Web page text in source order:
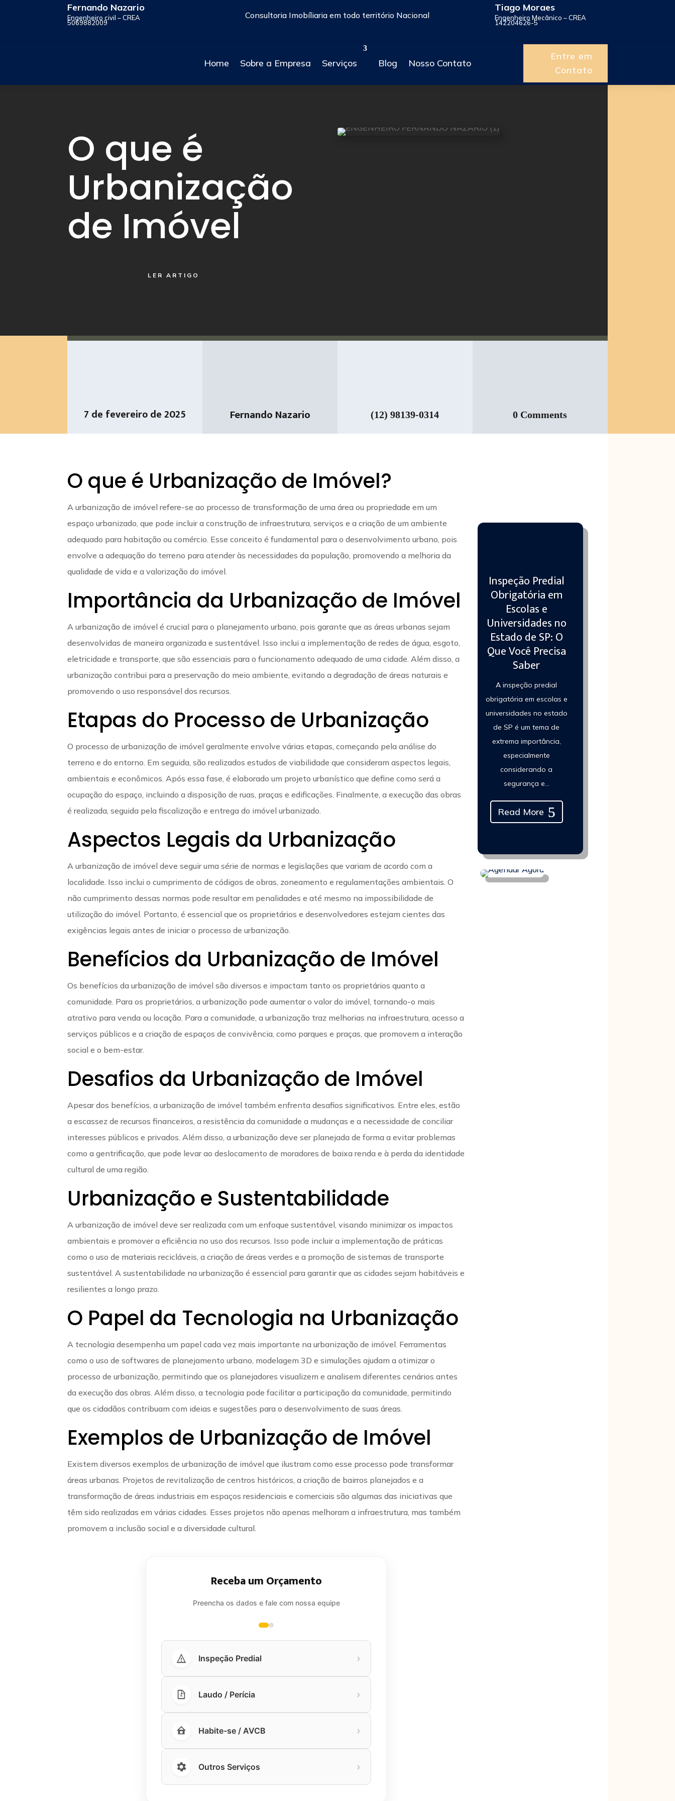
Fernando Nazario
Engenheiro civil – CREA
5069882009
Consultoria Imobíliaria em todo território Nacional
Tiago Moraes
Engenheiro Mecânico – CREA
142204626-5
Home Sobre a Empresa Serviços Blog Nosso Contato
Entre em
Contato
O que é
Urbanização
de Imóvel
LER ARTIGO
7 de fevereiro de 2025 Fernando Nazario (12) 98139-0314 0 Comments
O que é Urbanização de Imóvel?
A urbanização de imóvel refere-se ao processo de transformação de uma área ou propriedade em um
espaço urbanizado, que pode incluir a construção de infraestrutura, serviços e a criação de um ambiente
adequado para habitação ou comércio. Esse conceito é fundamental para o desenvolvimento urbano, pois
envolve a adequação do terreno para atender às necessidades da população, promovendo a melhoria da
qualidade de vida e a valorização do imóvel.
Importância da Urbanização de Imóvel
A urbanização de imóvel é crucial para o planejamento urbano, pois garante que as áreas urbanas sejam
desenvolvidas de maneira organizada e sustentável. Isso inclui a implementação de redes de água, esgoto,
eletricidade e transporte, que são essenciais para o funcionamento adequado de uma cidade. Além disso, a
urbanização contribui para a preservação do meio ambiente, evitando a degradação de áreas naturais e
promovendo o uso responsável dos recursos.
Etapas do Processo de Urbanização
O processo de urbanização de imóvel geralmente envolve várias etapas, começando pela análise do
terreno e do entorno. Em seguida, são realizados estudos de viabilidade que consideram aspectos legais,
ambientais e econômicos. Após essa fase, é elaborado um projeto urbanístico que define como será a
ocupação do espaço, incluindo a disposição de ruas, praças e edificações. Finalmente, a execução das obras
é realizada, seguida pela fiscalização e entrega do imóvel urbanizado.
Aspectos Legais da Urbanização
A urbanização de imóvel deve seguir uma série de normas e legislações que variam de acordo com a
localidade. Isso inclui o cumprimento de códigos de obras, zoneamento e regulamentações ambientais. O
não cumprimento dessas normas pode resultar em penalidades e até mesmo na impossibilidade de
utilização do imóvel. Portanto, é essencial que os proprietários e desenvolvedores estejam cientes das
exigências legais antes de iniciar o processo de urbanização.
Benefícios da Urbanização de Imóvel
Os benefícios da urbanização de imóvel são diversos e impactam tanto os proprietários quanto a
comunidade. Para os proprietários, a urbanização pode aumentar o valor do imóvel, tornando-o mais
atrativo para venda ou locação. Para a comunidade, a urbanização traz melhorias na infraestrutura, acesso a
serviços públicos e a criação de espaços de convivência, como parques e praças, que promovem a interação
social e o bem-estar.
Desafios da Urbanização de Imóvel
Apesar dos benefícios, a urbanização de imóvel também enfrenta desafios significativos. Entre eles, estão
a escassez de recursos financeiros, a resistência da comunidade a mudanças e a necessidade de conciliar
interesses públicos e privados. Além disso, a urbanização deve ser planejada de forma a evitar problemas
como a gentrificação, que pode levar ao deslocamento de moradores de baixa renda e à perda da identidade
cultural de uma região.
Urbanização e Sustentabilidade
A urbanização de imóvel deve ser realizada com um enfoque sustentável, visando minimizar os impactos
ambientais e promover a eficiência no uso dos recursos. Isso pode incluir a implementação de práticas
como o uso de materiais recicláveis, a criação de áreas verdes e a promoção de sistemas de transporte
sustentável. A sustentabilidade na urbanização é essencial para garantir que as cidades sejam habitáveis e
resilientes a longo prazo.
O Papel da Tecnologia na Urbanização
A tecnologia desempenha um papel cada vez mais importante na urbanização de imóvel. Ferramentas
como o uso de softwares de planejamento urbano, modelagem 3D e simulações ajudam a otimizar o
processo de urbanização, permitindo que os planejadores visualizem e analisem diferentes cenários antes
da execução das obras. Além disso, a tecnologia pode facilitar a participação da comunidade, permitindo
que os cidadãos contribuam com ideias e sugestões para o desenvolvimento de suas áreas.
Exemplos de Urbanização de Imóvel
Existem diversos exemplos de urbanização de imóvel que ilustram como esse processo pode transformar
áreas urbanas. Projetos de revitalização de centros históricos, a criação de bairros planejados e a
transformação de áreas industriais em espaços residenciais e comerciais são algumas das iniciativas que
têm sido realizadas em várias cidades. Esses projetos não apenas melhoram a infraestrutura, mas também
promovem a inclusão social e a diversidade cultural.
Receba um Orçamento
Preencha os dados e fale com nossa equipe
Inspeção Predial ›
Laudo / Perícia ›
Habite-se / AVCB ›
Outros Serviços ›
Inspeção Predial
Obrigatória em
Escolas e
Universidades no
Estado de SP: O
Que Você Precisa
Saber
A inspeção predial
obrigatória em escolas e
universidades no estado
de SP é um tema de
extrema importância,
especialmente
considerando a
segurança e...
Read More